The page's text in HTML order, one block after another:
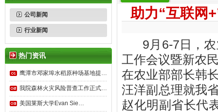
公司新闻
行业新闻
热门资讯
鹰潭市邓家埠水稻原种场基地提…
我院森林火灾风险普查工作正式…
美国莱斯大学Evan Sie…
助力“互联网
9月6-7日，农
工作会议暨新农
在农业部部长韩
汪洋副总理就我
赵化明副省长代